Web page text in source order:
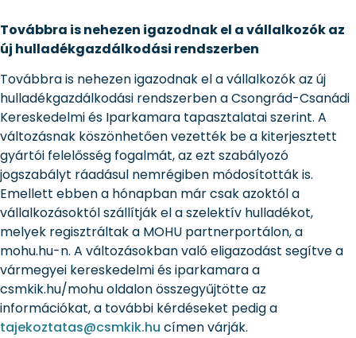
Továbbra is nehezen igazodnak el a vállalkozók az
új hulladékgazdálkodási rendszerben
Továbbra is nehezen igazodnak el a vállalkozók az új
hulladékgazdálkodási rendszerben a Csongrád-Csanádi
Kereskedelmi és Iparkamara tapasztalatai szerint. A
változásnak köszönhetően vezették be a kiterjesztett
gyártói felelősség fogalmát, az ezt szabályozó
jogszabályt ráadásul nemrégiben módosították is.
Emellett ebben a hónapban már csak azoktól a
vállalkozásoktól szállítják el a szelektív hulladékot,
melyek regisztráltak a MOHU partnerportálon, a
mohu.hu-n. A változásokban való eligazodást segítve a
vármegyei kereskedelmi és iparkamara a
csmkik.hu/mohu oldalon összegyűjtötte az
információkat, a további kérdéseket pedig a
tajekoztatas@csmkik.hu címen várják.